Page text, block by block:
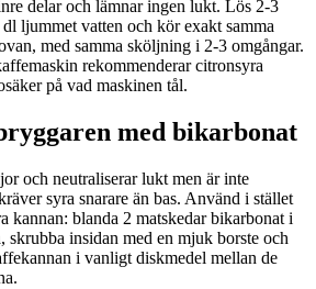
delar och lämnar ingen lukt. Lös 2-3
ljummet vatten och kör exakt samma
med samma sköljning i 2-3 omgångar.
rekommenderar citronsyra
på vad maskinen tål.
med bikarbonat
och neutraliserar lukt men är inte
syra snarare än bas. Använd i stället
kannan: blanda 2 matskedar bikarbonat i
skrubba insidan med en mjuk borste och
i vanligt diskmedel mellan de